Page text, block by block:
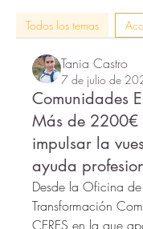
Todos los temas
Tania Castro
7 de julio de
Comunidades
Más de 2200€
impulsar la
ayuda
Desde la Oficina de
Transformación
CERES en la que